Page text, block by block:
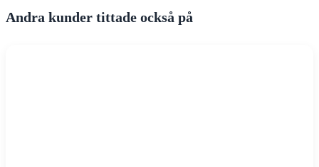
Andra kunder tittade också på